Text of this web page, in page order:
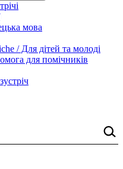
мова
/ Для дітей та молоді
для помічників